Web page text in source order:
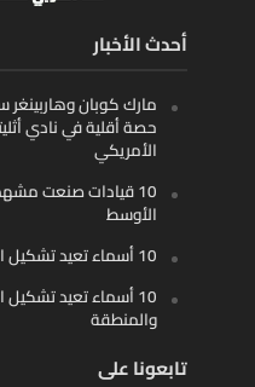
أحدث الأخبار
مارك كوبان وهاربينغر
حصة أقلية في نادي
الأمريكي
10 قيادات صنعت
الأوسط
10 أسماء تعيد تشكيل اللوجستيات الذكية في الخليج
10 أسماء تعيد
والمنطقة
تابعونا على